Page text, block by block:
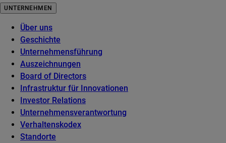
UNTERNEHMEN
Über uns
Geschichte
Unternehmensführung
Auszeichnungen
Board of Directors
Infrastruktur für Innovationen
Investor Relations
Unternehmensverantwortung
Verhaltenskodex
Standorte